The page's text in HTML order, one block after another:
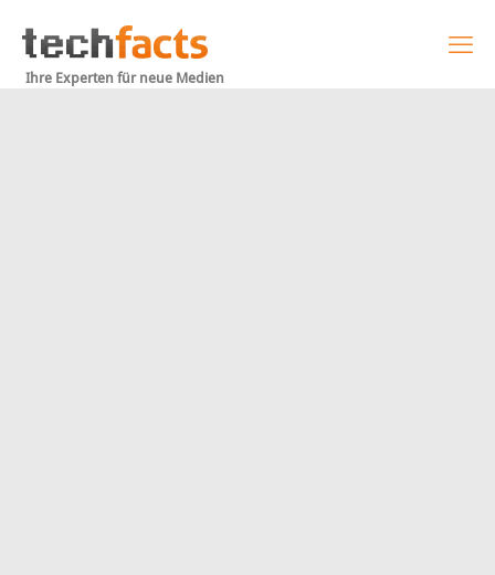
Ihre Experten für neue Medien